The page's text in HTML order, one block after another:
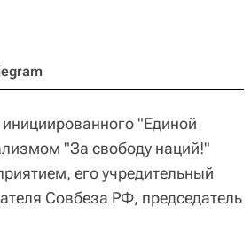
"Единой
"За свободу наций!"
его учредительный
Совбеза РФ, председатель